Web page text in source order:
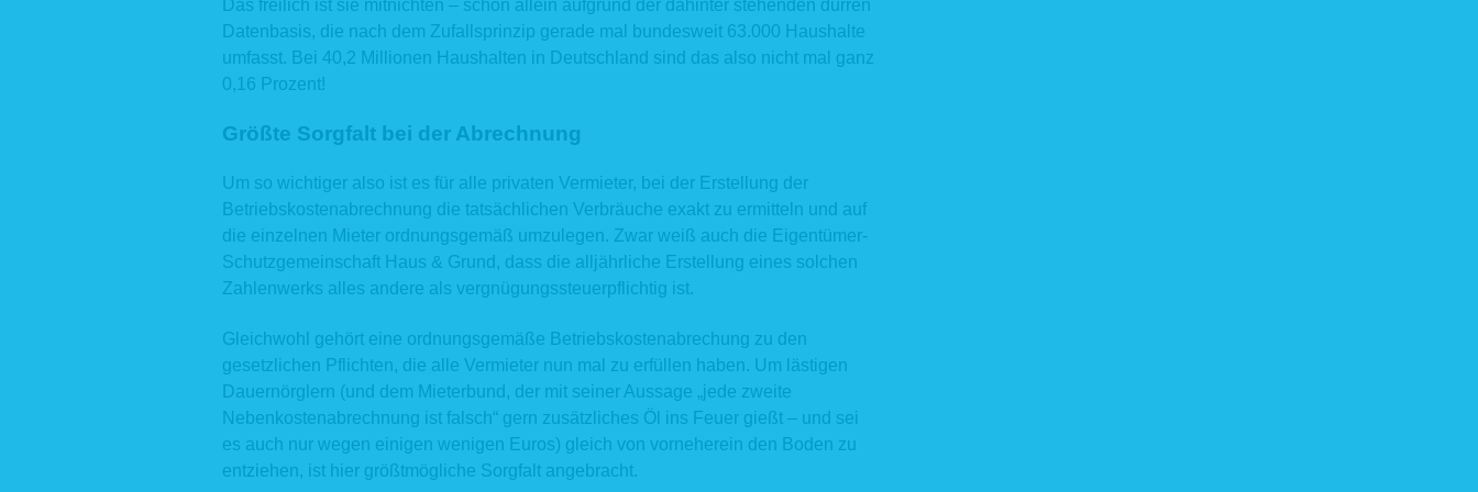
Das freilich ist sie mitnichten – schon allein aufgrund der dahinter stehenden dürren
Datenbasis, die nach dem Zufallsprinzip gerade mal bundesweit 63.000 Haushalte
umfasst. Bei 40,2 Millionen Haushalten in Deutschland sind das also nicht mal ganz
0,16 Prozent!
Größte Sorgfalt bei der Abrechnung
Um so wichtiger also ist es für alle privaten Vermieter, bei der Erstellung der
Betriebskostenabrechnung die tatsächlichen Verbräuche exakt zu ermitteln und auf
die einzelnen Mieter ordnungsgemäß umzulegen. Zwar weiß auch die Eigentümer-
Schutzgemeinschaft Haus & Grund, dass die alljährliche Erstellung eines solchen
Zahlenwerks alles andere als vergnügungssteuerpflichtig ist.
Gleichwohl gehört eine ordnungsgemäße Betriebskostenabrechung zu den
gesetzlichen Pflichten, die alle Vermieter nun mal zu erfüllen haben. Um lästigen
Dauernörglern (und dem Mieterbund, der mit seiner Aussage „jede zweite
Nebenkostenabrechnung ist falsch“ gern zusätzliches Öl ins Feuer gießt – und sei
es auch nur wegen einigen wenigen Euros) gleich von vorneherein den Boden zu
entziehen, ist hier größtmögliche Sorgfalt angebracht.
personenbezogenen Daten aus der Eingabemaske werden gelöscht, wenn die jeweilige
Kommunikation mit Ihnen beendet ist, d.h. sobald sich aus den Umständen entnehmen lässt, dass der
betroffene Sachverhalt abschließend geklärt ist. Die während des Absendevorgangs zusätzlich
wenn wir in der Beschreibung der jeweiligen Datenverarbeitung explizit darauf hingewiesen
haben,
wenn Sie Ihre ausdrückliche Einwilligung nach Art. 6 Abs. 1 S. 1 lit. a DSGVO dazu erteilt haben,
die Weitergabe nach Art. 6 Abs. 1 S. 1 lit. f DSGVO zur Geltendmachung, Ausübung oder
Verteidigung von Rechtsansprüchen erforderlich ist und kein Grund zur Annahme besteht, dass
Sie ein überwiegendes schutzwürdiges Interesse an der Nichtweitergabe Ihrer Daten haben,
Vertragsverhältnissen mit Ihnen erforderlich ist.
Für die Abwicklung unserer Services nutzen wir darüber hinaus externe Dienstleister, die wir sorgfältig
ausgewählt und schriftlich beauftragt haben. Sie sind an unsere Weisungen gebunden und werden von
uns regelmäßig kontrolliert. Mit den externen Dienstleistern haben wir erforderlichenfalls
Auftragsverarbeitungsverträge gem. Art. 28 DSGVO geschlossen. Zu den Dienstleistern gehören solche
für IT-Dienstleistungen und Marketing, Kredit- und Finanzdienstleistungsinstitute, Rechtsanwälte und
Steuerberater oder Auskunfteien.